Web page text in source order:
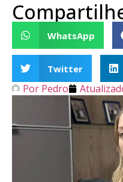
WhatsApp
Twitter
Por Pedro